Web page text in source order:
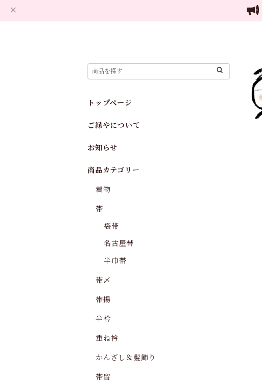
トップページ
ご縁やについて
お知らせ
商品カテゴリー
着物
帯
袋帯
名古屋帯
半巾帯
帯〆
帯揚
半衿
重ね衿
かんざし＆髪飾り
帯留